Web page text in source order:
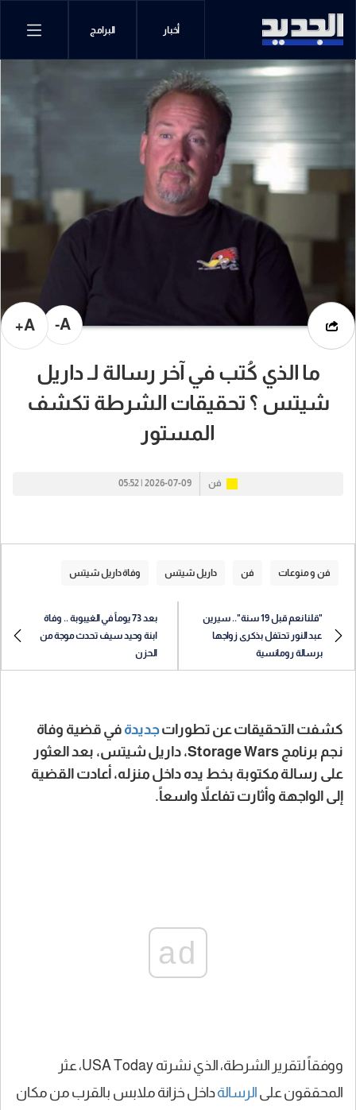
أخبار البرامج
A-
A+
ما الذي كُتب في آخر رسالة لـ داريل
شيتس ؟ تحقيقات الشرطة تكشف
المستور
فن 2026-07-09 | 05:52
فن و منوعات فن داريل شيتس وفاة داريل شيتس
"قلنا نعم قبل 19 سنة".. سيرين
عبد النور تحتفل بذكرى زواجها
برسالة رومانسية
بعد 73 يوماً في الغيبوبة .. وفاة
ابنة وحيد سيف تحدث موجة من
الحزن
كشفت التحقيقات عن تطوراتجديدة في قضية وفاة
نجم برنامج Storage Wars، داريل شيتس، بعد العثور
على رسالة مكتوبة بخط يده داخل منزله، أعادت القضية
إلى الواجهة وأثارت تفاعلاً واسعاً.
ad
ووفقاً لتقرير الشرطة، الذي نشرته USA Today، عثر
المحققون على الرسالةداخل خزانة ملابس بالقرب من مكان